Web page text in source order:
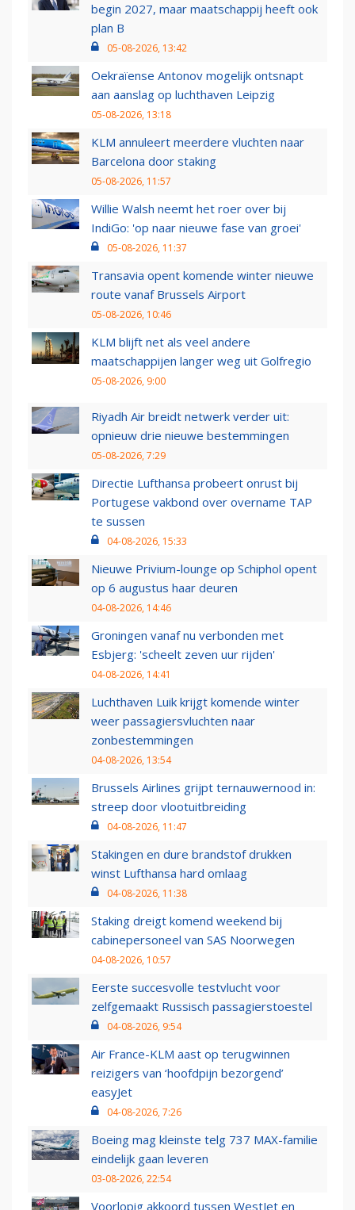
begin 2027, maar maatschappij heeft ook
plan B
05-08-2026, 13:42
Oekraïense Antonov mogelijk ontsnapt
aan aanslag op luchthaven Leipzig
05-08-2026, 13:18
KLM annuleert meerdere vluchten naar
Barcelona door staking
05-08-2026, 11:57
Willie Walsh neemt het roer over bij
IndiGo: 'op naar nieuwe fase van groei'
05-08-2026, 11:37
Transavia opent komende winter nieuwe
route vanaf Brussels Airport
05-08-2026, 10:46
KLM blijft net als veel andere
maatschappijen langer weg uit Golfregio
05-08-2026, 9:00
Riyadh Air breidt netwerk verder uit:
opnieuw drie nieuwe bestemmingen
05-08-2026, 7:29
Directie Lufthansa probeert onrust bij
Portugese vakbond over overname TAP
te sussen
04-08-2026, 15:33
Nieuwe Privium-lounge op Schiphol opent
op 6 augustus haar deuren
04-08-2026, 14:46
Groningen vanaf nu verbonden met
Esbjerg: 'scheelt zeven uur rijden'
04-08-2026, 14:41
Luchthaven Luik krijgt komende winter
weer passagiersvluchten naar
zonbestemmingen
04-08-2026, 13:54
Brussels Airlines grijpt ternauwernood in:
streep door vlootuitbreiding
04-08-2026, 11:47
Stakingen en dure brandstof drukken
winst Lufthansa hard omlaag
04-08-2026, 11:38
Staking dreigt komend weekend bij
cabinepersoneel van SAS Noorwegen
04-08-2026, 10:57
Eerste succesvolle testvlucht voor
zelfgemaakt Russisch passagierstoestel
04-08-2026, 9:54
Air France-KLM aast op terugwinnen
reizigers van ‘hoofdpijn bezorgend’
easyJet
04-08-2026, 7:26
Boeing mag kleinste telg 737 MAX-familie
eindelijk gaan leveren
03-08-2026, 22:54
Voorlopig akkoord tussen WestJet en